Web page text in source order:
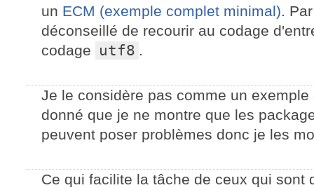
un ECM (exemple complet minimal).
déconseillé de recourir au codage
codage
utf8 .
Je le considère pas comme un
donné que je ne montre que les
peuvent poser problèmes donc je les
Ce qui facilite la tâche de ceux qui sont